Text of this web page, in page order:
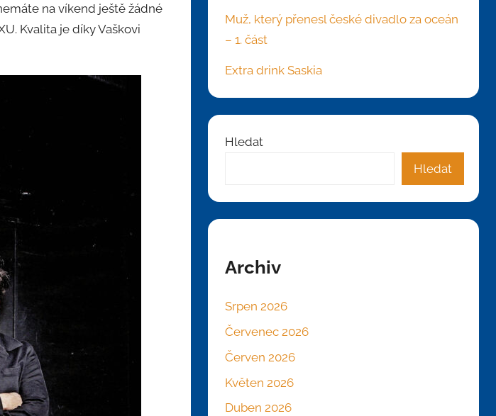
na víkend ještě žádné
Kvalita je díky Vaškovi
Muž, který přenesl české divadlo za oceán
– 1. část
Extra drink Saskia
Hledat
Hledat
Archiv
Srpen 2026
Červenec 2026
Červen 2026
Květen 2026
Duben 2026